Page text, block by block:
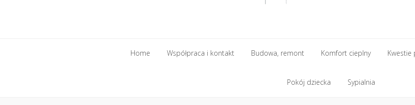
Home Współpraca i kontakt Budowa, remont
Budowa, remont
Komfort cieplny
Komfort cieplny
Pokój dziecka Sypialnia